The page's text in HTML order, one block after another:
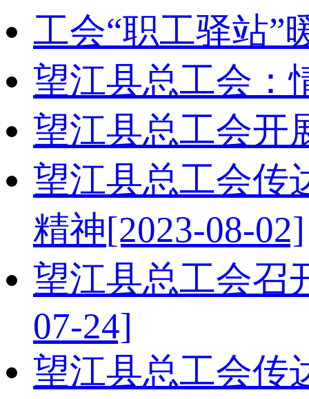
工会“职工驿站”
望江县总工会：
望江县总工会开
望江县总工会传
精神[2023-08-02]
望江县总工会召
07-24]
望江县总工会传